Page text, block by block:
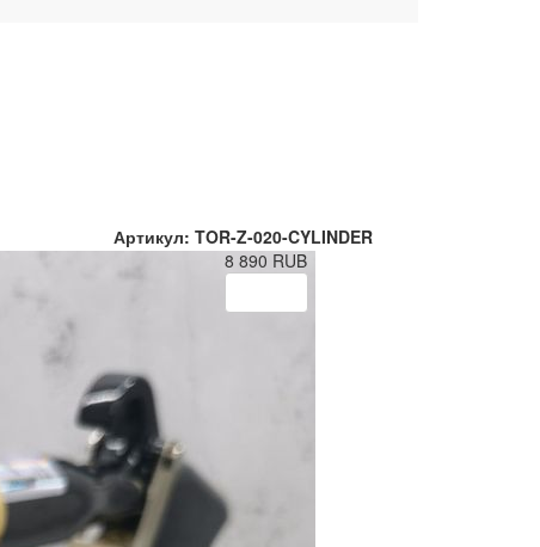
Артикул: TOR-Z-020-CYLINDER
8 890 RUB